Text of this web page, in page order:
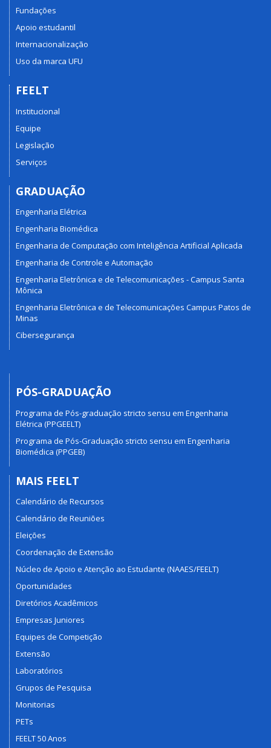
Fundações
Apoio estudantil
Internacionalização
Uso da marca UFU
FEELT
Institucional
Equipe
Legislação
Serviços
GRADUAÇÃO
Engenharia Elétrica
Engenharia Biomédica
Engenharia de Computação com Inteligência Artificial Aplicada
Engenharia de Controle e Automação
Engenharia Eletrônica e de Telecomunicações - Campus Santa
Mônica
Engenharia Eletrônica e de Telecomunicações Campus Patos de
Minas
Cibersegurança
PÓS-GRADUAÇÃO
Programa de Pós-graduação stricto sensu em Engenharia
Elétrica (PPGEELT)
Programa de Pós-Graduação stricto sensu em Engenharia
Biomédica (PPGEB)
MAIS FEELT
Calendário de Recursos
Calendário de Reuniões
Eleições
Coordenação de Extensão
Núcleo de Apoio e Atenção ao Estudante (NAAES/FEELT)
Oportunidades
Diretórios Acadêmicos
Empresas Juniores
Equipes de Competição
Extensão
Laboratórios
Grupos de Pesquisa
Monitorias
PETs
FEELT 50 Anos